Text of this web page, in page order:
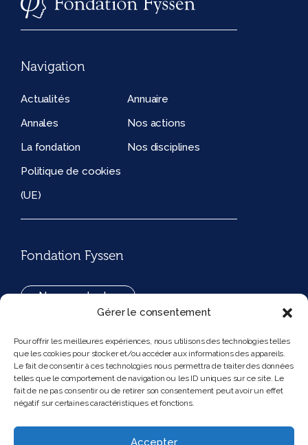
Gérer le consentement
Pour offrir les meilleures expériences, nous utilisons des technologies telles
que les cookies pour stocker et/ou accéder aux informations des appareils.
Le fait de consentir à ces technologies nous permettra de traiter des données
telles que le comportement de navigation ou les ID uniques sur ce site. Le
fait de ne pas consentir ou de retirer son consentement peut avoir un effet
négatif sur certaines caractéristiques et fonctions.
Accepter
Navigation
Actualités
Annuaire
Annales
Nos actions
La fondation
Nos disciplines
Politique de cookies
(UE)
Fondation Fyssen
Nous contacter
194, rue de Rivoli 75001 Paris France
Nous suivre